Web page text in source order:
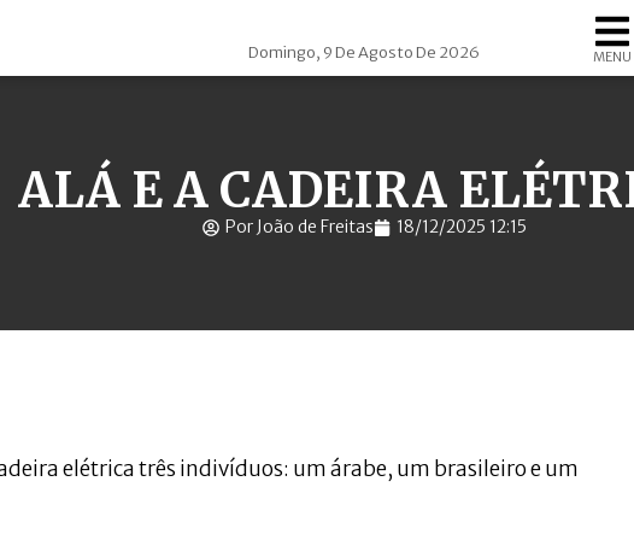
Domingo, 9 De Agosto De 2026 MENU
ALÁ E A CADEIRA
Por João de Freitas 18/12/2025 12:15
elétrica três indivíduos: um árabe, um brasileiro e um